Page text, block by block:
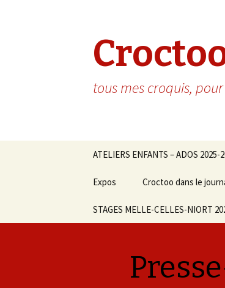
tous mes croquis,
Aller au contenu principal
ATELIERS ENFANTS – ADOS 2025-
Expos Croctoo dans le
STAGES MELLE-CELLES-NIORT